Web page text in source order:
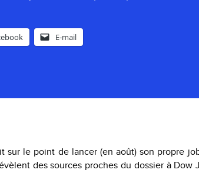
E-mail
sur le point de lancer (en août) son propre
des sources proches du dossier à Dow